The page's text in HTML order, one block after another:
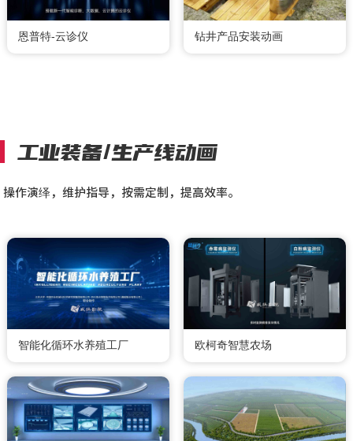
恩普特-云诊仪 钻井产品安装动画
工业装备/生产线动画
操作演绎，维护指导，按需定制，提高效率。
智能化循环水养殖工厂 欧柯奇智慧农场